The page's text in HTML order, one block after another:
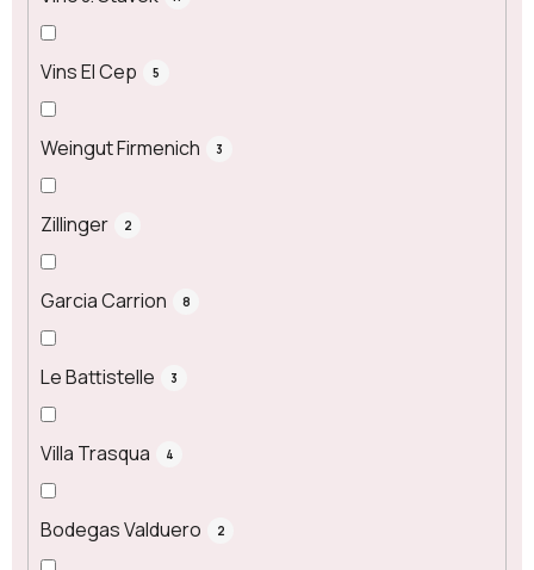
Vins El Cep 5
Weingut Firmenich 3
Zillinger 2
Garcia Carrion 8
Le Battistelle 3
Villa Trasqua 4
Bodegas Valduero 2